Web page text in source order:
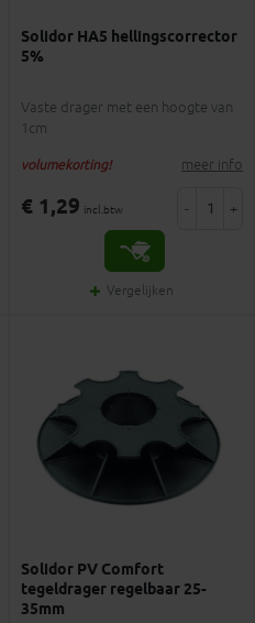
Solidor HA5 hellingscorrector
5%
Vaste drager met een hoogte van
1cm
volumekorting! meer info
€ 1,29 incl.btw - +
Vergelijken
Solidor PV Comfort
tegeldrager regelbaar 25-
35mm